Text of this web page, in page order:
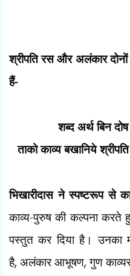
श्रीपति रस और अलंकार दोनों
हैं-
शब्द अर्थ बिन
ताको काव्य बखानिये
भिखारीदास ने स्पष्टरूप से
काव्य-पुरुष की कल्पना करते
पस्तुत कर दिया है। उनका
है,अलंकार आभूषण,गुण